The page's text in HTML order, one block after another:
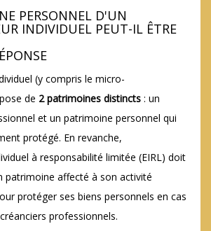
PERSONNEL D'UN
INDIVIDUEL PEUT-IL ÊTRE
(y compris le micro-
de 2 patrimoines distincts : un
et un patrimoine personnel qui
protégé. En revanche,
à responsabilité limitée (EIRL) doit
patrimoine affecté à son activité
protéger ses biens personnels en cas
professionnels.